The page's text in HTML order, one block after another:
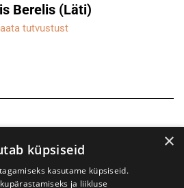
Berelis (Läti)
tutvustust
×
küpsiseid
kasutame küpsiseid.
ja liikluse